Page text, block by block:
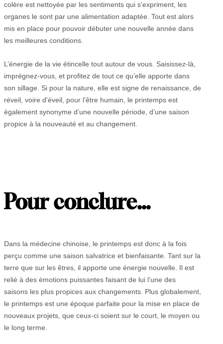
colère est nettoyée par les sentiments qui s’expriment, les
organes le sont par une alimentation adaptée. Tout est alors
mis en place pour pouvoir débuter une nouvelle année dans
les meilleures conditions.
L’énergie de la vie étincelle tout autour de vous. Saisissez-là,
imprégnez-vous, et profitez de tout ce qu’elle apporte dans
son sillage. Si pour la nature, elle est signe de renaissance, de
réveil, voire d’éveil, pour l’être humain, le printemps est
également synonyme d’une nouvelle période, d’une saison
propice à la nouveauté et au changement.
Pour conclure…
Dans la médecine chinoise, le printemps est donc à la fois
perçu comme une saison salvatrice et bienfaisante. Tant sur la
terre que sur les êtres, il apporte une énergie nouvelle. Il est
relié à des émotions puissantes faisant de lui l’une des
saisons les plus propices aux changements. Plus globalement,
le printemps est une époque parfaite pour la mise en place de
nouveaux projets, que ceux-ci soient sur le court, le moyen ou
le long terme.